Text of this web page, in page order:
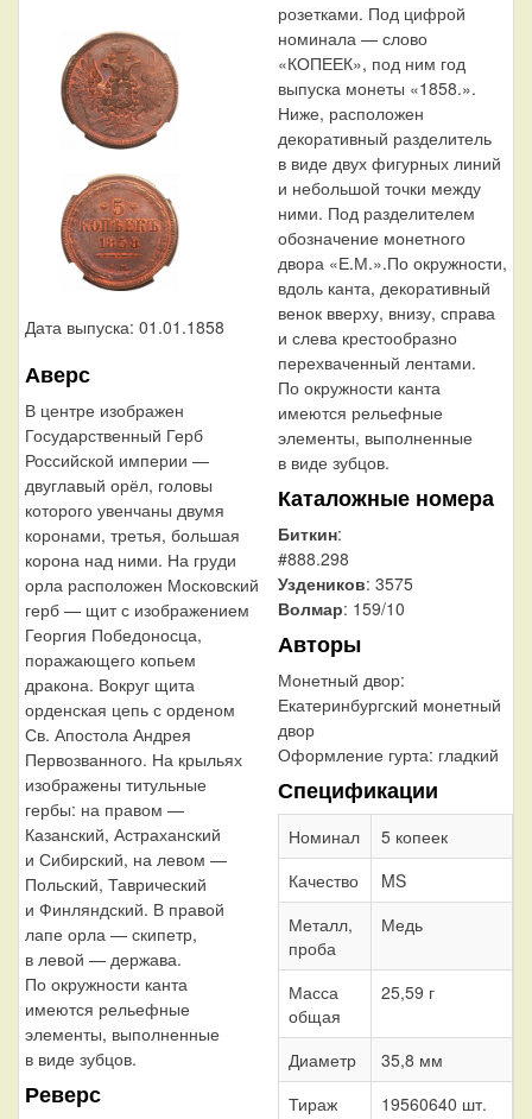
Дата выпуска: 01.01.1858
Аверс
В центре изображен
Государственный Герб
Российской империи —
двуглавый орёл, головы
которого увенчаны двумя
коронами, третья, большая
корона над ними. На груди
орла расположен Московский
герб — щит с изображением
Георгия Победоносца,
поражающего копьем
дракона. Вокруг щита
орденская цепь с орденом
Св. Апостола Андрея
Первозванного. На крыльях
изображены титульные
гербы: на правом —
Казанский, Астраханский
и Сибирский, на левом —
Польский, Таврический
и Финляндский. В правой
лапе орла — скипетр,
в левой — держава.
По окружности канта
имеются рельефные
элементы, выполненные
в виде зубцов.
Реверс
розетками. Под цифрой
номинала — слово
«КОПЕЕК», под ним год
выпуска монеты «1858.».
Ниже, расположен
декоративный разделитель
в виде двух фигурных линий
и небольшой точки между
ними. Под разделителем
обозначение монетного
двора «Е.М.».По окружности,
вдоль канта, декоративный
венок вверху, внизу, справа
и слева крестообразно
перехваченный лентами.
По окружности канта
имеются рельефные
элементы, выполненные
в виде зубцов.
Каталожные номера
Биткин:
#888.298
Уздеников: 3575
Волмар: 159/10
Авторы
Монетный двор:
Екатеринбургский монетный
двор
Оформление гурта: гладкий
Спецификации
Номинал
5 копеек
Качество
MS
Металл,
проба
Медь
Масса
общая
25,59 г
Диаметр
35,8 мм
Тираж
19560640 шт.